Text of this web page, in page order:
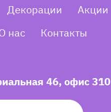
Декорации Акции
нас Контакты
46, офис 310